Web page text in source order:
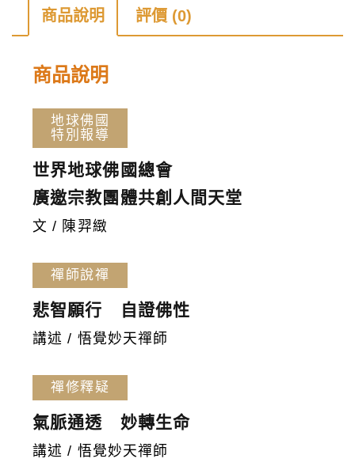
第
210
期
商品說明 評價 (0)
商品說明
地球佛國
特別報導
世界地球佛國總會
廣邀宗教團體共創人間天堂
文 / 陳羿緻
禪師說禪
悲智願行 自證佛性
講述 / 悟覺妙天禪師
禪修釋疑
氣脈通透 妙轉生命
講述 / 悟覺妙天禪師